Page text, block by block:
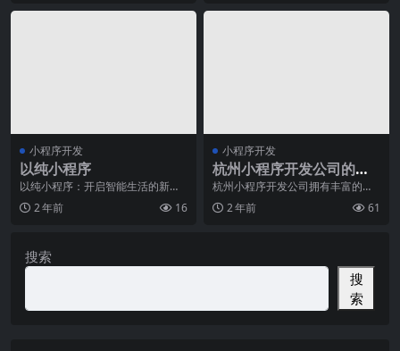
小程序开发
以纯小程序
以纯小程序：开启智能生活的新篇
章随着科技的不断发展，人们的生
活水平也实现了前所未
2 年前 16
小程序开发
杭州小程序开发公司的专
业服务与经验分享
杭州小程序开发公司拥有丰富的经
验和专业的技术团队，为客户提供
全面的服务。在这篇文
2 年前 61
搜索
搜
索